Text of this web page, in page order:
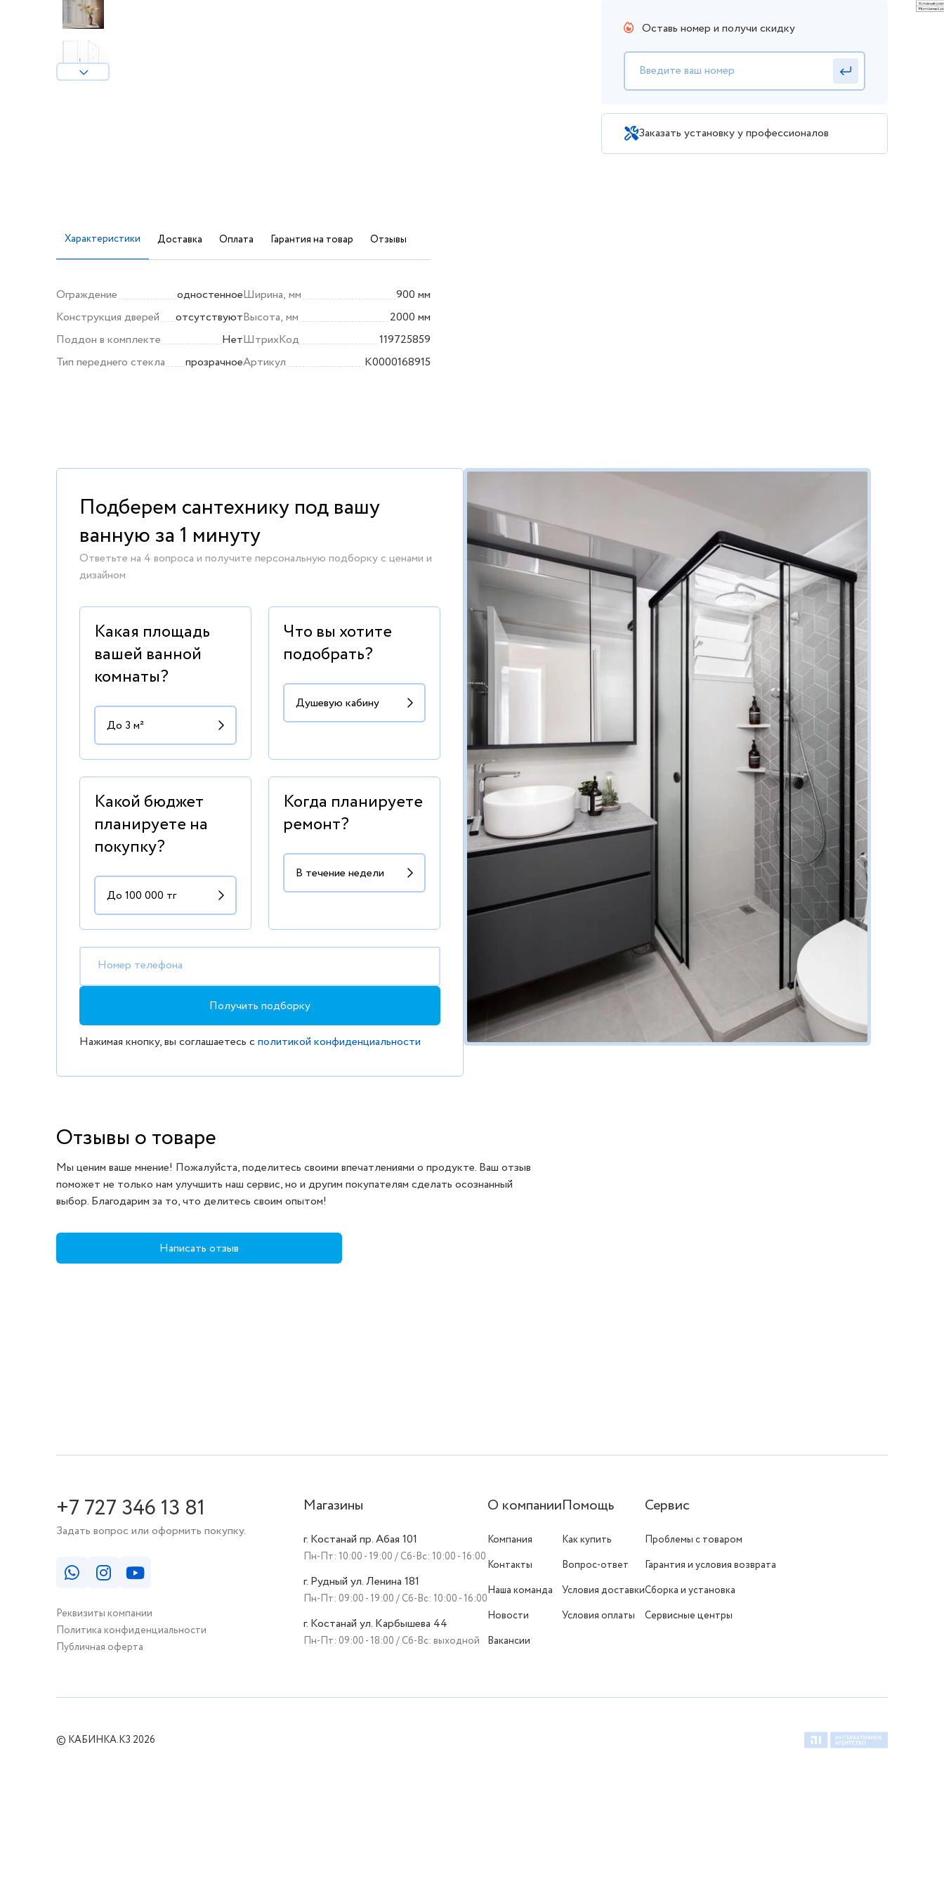
Оставь номер и получи скидку
Заказать установку у профессионалов
Характеристики Доставка Оплата Гарантия на товар Отзывы
Ограждение
одностенное
Конструкция дверей
отсутствуют
Поддон в комплекте
Нет
Тип переднего стекла
прозрачное
Ширина, мм
900 мм
Высота, мм
2000 мм
ШтрихКод
119725859
Артикул
K0000168915
Подберем сантехнику под вашу
ванную за 1 минуту
Ответьте на 4 вопроса и получите персональную подборку с ценами и
дизайном
Какая площадь
вашей ванной
комнаты?
Что вы хотите
подобрать?
Какой бюджет
планируете на
покупку?
Когда планируете
ремонт?
Номер телефона
Получить подборку
Нажимая кнопку, вы соглашаетесь сполитикой конфиденциальности
Отзывы о товаре
Мы ценим ваше мнение! Пожалуйста, поделитесь своими впечатлениями о продукте. Ваш отзыв
поможет не только нам улучшить наш сервис, но и другим покупателям сделать осознанный
выбор. Благодарим за то, что делитесь своим опытом!
Написать отзыв
+7 727 346 13 81
Задать вопрос или оформить покупку.
Реквизиты компании
Политика конфиденциальности
Публичная оферта
Магазины
г. Костанай пр. Абая 101
Пн-Пт: 10:00 - 19:00 / Сб-Вс: 10:00 - 16:00
г. Рудный ул. Ленина 181
Пн-Пт: 09:00 - 19:00 / Сб-Вс: 10:00 - 16:00
г. Костанай ул. Карбышева 44
Пн-Пт: 09:00 - 18:00 / Сб-Вс: выходной
О компании
Компания
Контакты
Наша команда
Новости
Вакансии
Помощь
Как купить
Вопрос-ответ
Условия доставки
Условия оплаты
Сервис
Проблемы с товаром
Гарантия и условия возврата
Сборка и установка
Сервисные центры
© КАБИНКА.КЗ 2026